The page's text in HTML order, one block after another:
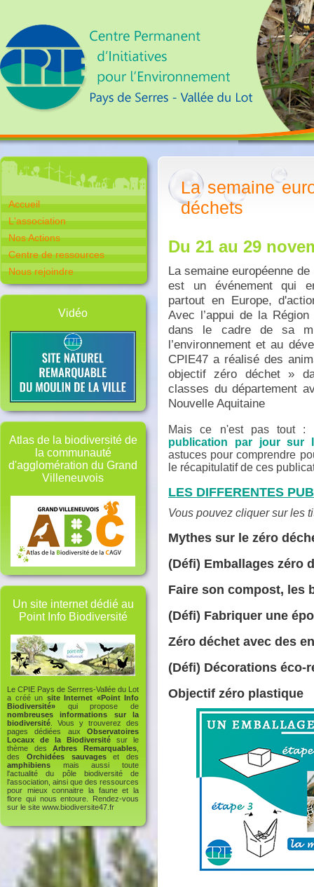
Accueil
L'association
Nos Actions
Centre de ressources
Nous rejoindre
Vidéo
Atlas de la biodiversité de
la communauté
d'agglomération du Grand
Villeneuvois
Un site internet dédié au
Point Info Biodiversité
Le CPIE Pays de Serrres-Vallée du Lot
a créé un site Internet «Point Info
Biodiversité» qui propose de
nombreuses informations sur la
biodiversité . Vous y trouverez des
pages dédiées aux Observatoires
Locaux de la Biodiversité sur le
thème desArbres Remarquables
des Orchidées sauvageset des
amphibiens mais aussi toute
l'actualité du pôle biodiversité de
l'association, ainsi que des ressources
pour mieux connaitre la faune et la
flore qui nous entoure. Rendez-vous
sur le site www.biodiversite47.fr
La semaine
déchets
Du 21 au 29
La semaine européenne
est un événement qui
partout en Europe,
Avec l’appui de la
dans le cadre de sa
l’environnement et au
CPIE47 a réalisé des
objectif zéro déchet »
classes du département
Nouvelle Aquitaine
Mais ce n'est pas tout :
publication par jour sur
astuces pour comprendre
le récapitulatif de ces
LES DIFFERENTES
Vous pouvez cliquer sur les
Mythes sur le zéro
(Défi) Emballages zéro
Faire son compost, les
(Défi) Fabriquer une
Zéro déchet avec des
(Défi) Décorations éco-
Objectif zéro plastique